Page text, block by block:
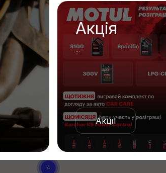
Акція
...
Акції